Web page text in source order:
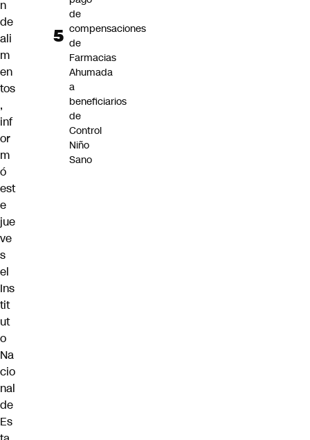
n
de
ali
m
en
tos
,
inf
or
m
ó
est
e
jue
ve
s
el
Ins
tit
ut
o
Na
cio
nal
de
Es
de
compensaciones
de
Farmacias
Ahumada
a
beneficiarios
de
Control
Niño
Sano